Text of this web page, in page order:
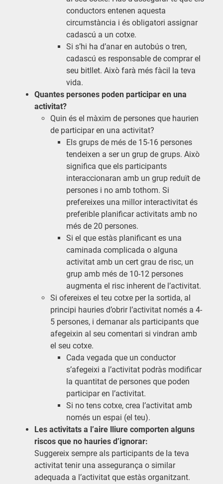
conductors entenen aquesta
circumstància i és obligatori assignar
cadascú a un cotxe.
Si s’hi ha d’anar en autobús o tren,
cadascú es responsable de comprar el
seu bitllet. Això farà més fàcil la teva
vida.
Quantes persones poden participar en una
activitat?
Quin és el màxim de persones que haurien
de participar en una activitat?
Els grups de més de 15-16 persones
tendeixen a ser un grup de grups. Això
significa que els participants
interaccionaran amb un grup reduït de
persones i no amb tothom. Si
prefereixes una millor interactivitat és
preferible planificar activitats amb no
més de 20 persones.
Si el que estàs planificant es una
caminada complicada o alguna
activitat amb un cert grau de risc, un
grup amb més de 10-12 persones
augmenta el risc inherent de l’activitat.
Si ofereixes el teu cotxe per la sortida, al
principi hauries d’obrir l’activitat només a 4-
5 persones, i demanar als participants que
afegeixin al seu comentari si vindran amb
el seu cotxe.
Cada vegada que un conductor
s’afegeixi a l’activitat podràs modificar
la quantitat de persones que poden
participar en l’activitat.
Si no tens cotxe, crea l’activitat amb
només un espai (el teu).
Les activitats a l’aire lliure comporten alguns
riscos que no hauries d’ignorar:
Suggereix sempre als participants de la teva
activitat tenir una assegurança o similar
adequada a l’activitat que estàs organitzant.